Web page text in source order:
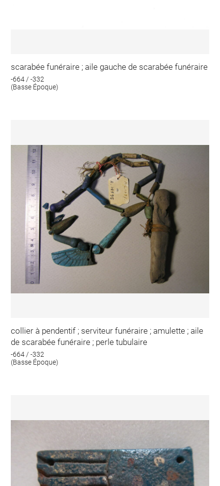
scarabée funéraire ; aile gauche de scarabée funéraire
-664 / -332
(Basse Époque)
collier à pendentif ; serviteur funéraire ; amulette ; aile
de scarabée funéraire ; perle tubulaire
-664 / -332
(Basse Époque)